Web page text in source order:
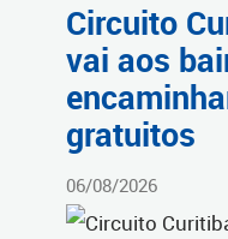
Circuito
vai aos
gratuitos
06/08/2026